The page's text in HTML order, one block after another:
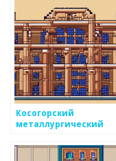
Косогорский
металлургический